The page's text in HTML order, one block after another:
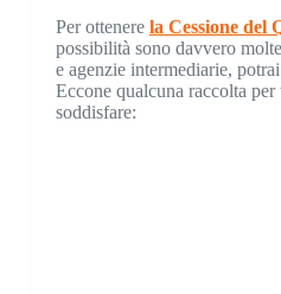
Per ottenere la Cessione del
possibilità sono davvero
e agenzie intermediarie,
Eccone qualcuna raccolta per
soddisfare: